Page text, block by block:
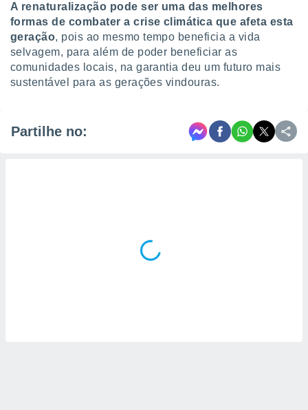
A renaturalização pode ser uma das melhores
formas de combater a crise climática que afeta esta
geração, pois ao mesmo tempo beneficia a vida
selvagem, para além de poder beneficiar as
comunidades locais, na garantia deu um futuro mais
sustentável para as gerações vindouras.
Partilhe no: